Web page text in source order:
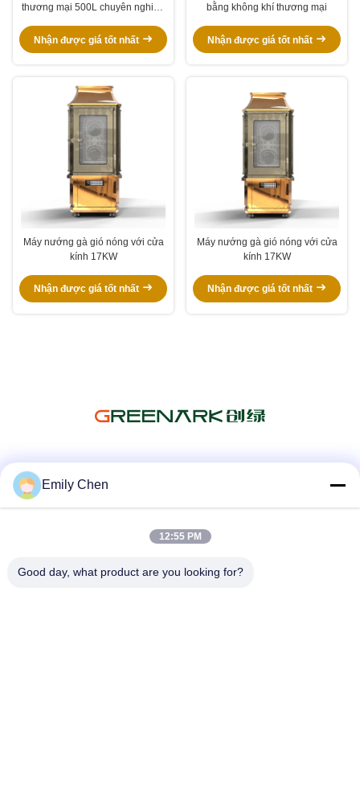
thương mại 500L chuyên nghiệp
nhận CE ISO
Nhận được giá tốt nhất
bằng không khí thương mại
Nhận được giá tốt nhất
Máy nướng gà gió nóng với cửa
kính 17KW
Nhận được giá tốt nhất
Máy nướng gà gió nóng với cửa
kính 17KW
Nhận được giá tốt nhất
Emily Chen
12:55 PM
Good day, what product are you looking for?